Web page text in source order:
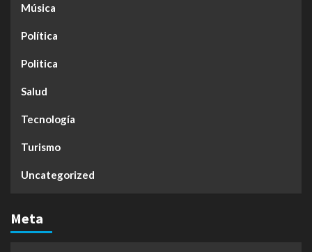
Música
Política
Politica
Salud
Tecnología
Turismo
Uncategorized
Meta